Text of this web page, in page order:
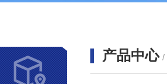
产品中心 /